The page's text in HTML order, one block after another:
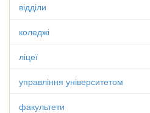
відділи
коледжі
ліцеї
управління університетом
факультети